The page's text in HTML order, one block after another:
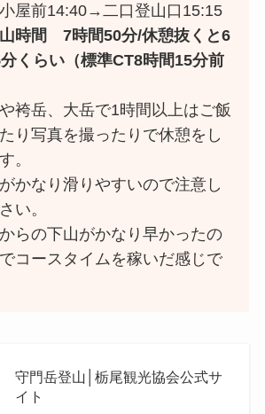
屋前14:40→二口登山口15:15
時間 7時間50分/休憩抜くと6
くらい（標準CT8時間15分前
袴岳、大岳で1時間以上はご飯
り写真を撮ったりで休憩をし
。
かなり滑りやすいので注意し
い。
らの下山がかなり早かったの
コースタイムを稼いだ感じで
守門岳登山│栃尾観光協会公式サ
イト